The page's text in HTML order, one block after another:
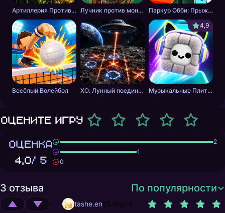
Артиллерия Против Танков Лучник против монстров Паркур Обби: Прыжок к Победе
Весёлый Волейбол ХО: Лунный поединок
4,9
Музыкальные Плитки: Ритм Пушистика
Оцените игру
ОЦЕНКА
4,0/ 5
2
1
0
3 отзыва По популярности
tashe.en25 марта